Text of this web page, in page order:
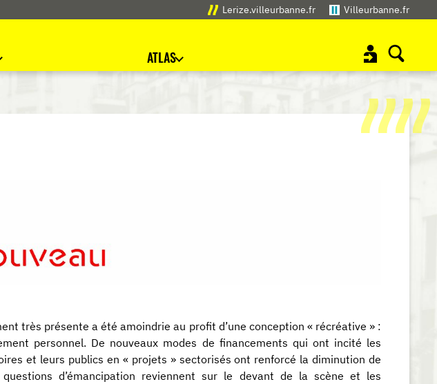
Lerize.villeurbanne.fr Villeurbanne.fr
ATLAS
très présente a été amoindrie au profit d’une conception « récréative » :
personnel. De nouveaux modes de financements qui ont incité les
et leurs publics en « projets » sectorisés ont renforcé la diminution de
d’émancipation reviennent sur le devant de la scène et les